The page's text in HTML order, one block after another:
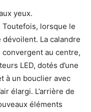
yeux.
lorsque le
dévoilent. La calandre
convergent au centre,
LED, dotés d’une
à un bouclier avec
élargi. L’arrière de
éléments